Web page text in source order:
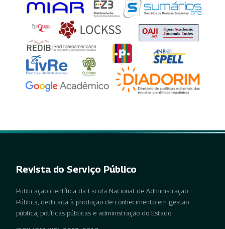
Revista do Serviço Público
Publicação científica da Escola Nacional de Administração
Pública, dedicada à produção de conhecimento em gestão
pública, políticas públicas e administração do Estado.